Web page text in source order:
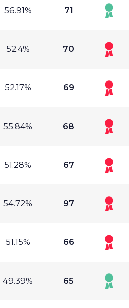
56.91% 71
52.4% 70
52.17% 69
55.84% 68
51.28% 67
54.72% 97
51.15% 66
49.39% 65